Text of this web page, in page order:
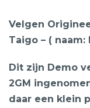
Velgen
Taigo – ( naam:
Dit zijn Demo
2GM
daar een klein